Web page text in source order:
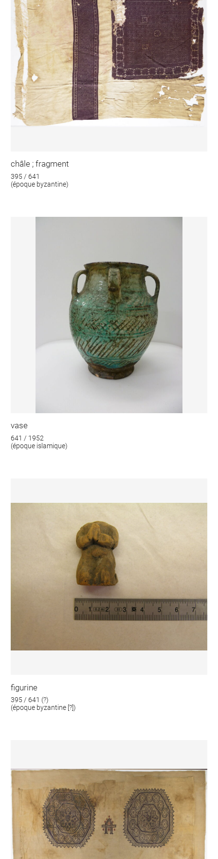
châle ; fragment
395 / 641
(époque byzantine)
vase
641 / 1952
(époque islamique)
figurine
395 / 641 (?)
(époque byzantine [?])